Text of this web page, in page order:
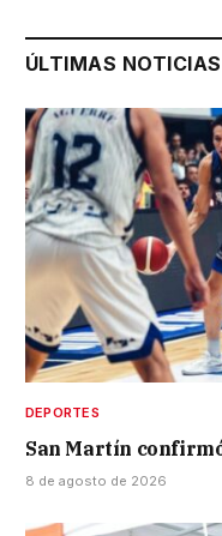
ÚLTIMAS NOTICIAS
DEPORTES
San Martín
8 de agosto de 2026